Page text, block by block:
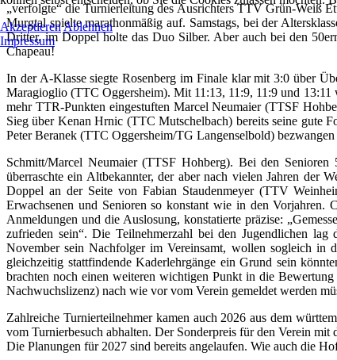
„verfolgte“ die Turnierleitung des Ausrichters TTV Grün-Weiß
Murgtal spielte marathonmäßig auf. Samstags, bei der
Dritter, im Doppel holte das Duo Silber. Aber auch bei den
Chapeau!
In der A-Klasse siegte Rosenberg im Finale klar mit 3:0 über
Maragioglio (TTC Oggersheim). Mit 11:13, 11:9, 11:9 und 13:11
mehr TTR-Punkten eingestuften Marcel Neumaier (TTSF
Sieg über Kenan Hrnic (TTC Mutschelbach) bereits seine gute
Peter Beranek (TTC Oggersheim/TG Langenselbold)
Schmitt/Marcel Neumaier (TTSF Hohberg). Bei den
überraschte ein Altbekannter, der aber nach vielen Jahren
Doppel an der Seite von Fabian Staudenmeyer (TTV
Erwachsenen und Senioren so konstant wie in den
Anmeldungen und die Auslosung, konstatierte präzise:
zufrieden sein“. Die Teilnehmerzahl bei den Jugendlichen
November sein Nachfolger im Vereinsamt, wollen sogleich in
gleichzeitig stattfindende Kaderlehrgänge ein Grund sein
brachten noch einen weiteren wichtigen Punkt in die
Nachwuchslizenz) nach wie vor vom Verein gemeldet werden
Zahlreiche Turnierteilnehmer kamen auch 2026 aus dem
vom Turnierbesuch abhalten. Der Sonderpreis für den Verein
Die Planungen für 2027 sind bereits angelaufen. Wie auch die
AkzeptierenAblehnen
Impressum